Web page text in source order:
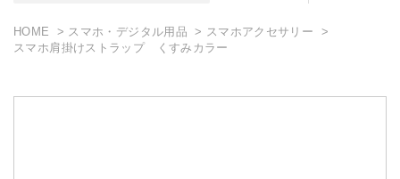
HOME スマホ・デジタル用品
スマホアクセサリー
スマホ肩掛けストラップ くすみカラー